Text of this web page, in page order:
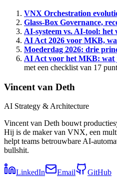
VNX Orchestration
Glass-Box Governance,
AI-systeem vs. AI-tool: het
AI Act 2026 voor MKB,
Moederdag 2026: drie
AI Act voor het MKB: wat
met een checklist van 17
Vincent van Deth
AI Strategy & Architecture
Vincent van Deth bouwt
Hij is de maker van VNX, een
helpt teams betrouwbare AI-
bullshit.
LinkedIn Email GitHub